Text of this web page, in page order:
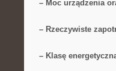
– ‍Moc urządzenia
– Rzeczywiste
– ‍Klasę